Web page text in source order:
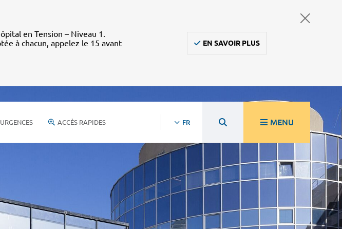
en Tension – Niveau 1.
à chacun, appelez le 15 avant
EN SAVOIR PLUS
URGENCES ACCÈS RAPIDES FR MENU